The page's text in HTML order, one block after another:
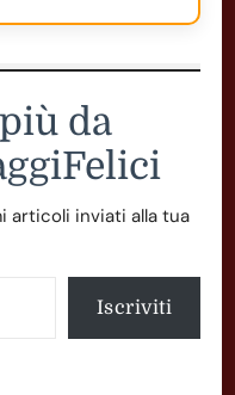
da
articoli inviati alla tua
Iscriviti